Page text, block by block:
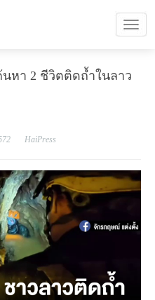
หา 2 ชีวิตติดถ้ำในลาว
HaiPress